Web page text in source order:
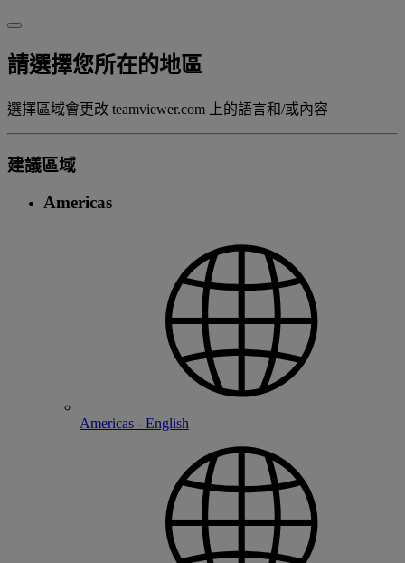
請選擇您所在的地區
選擇區域會更改 teamviewer.com 上的語言和/或內容
建議區域
Americas
Americas - English